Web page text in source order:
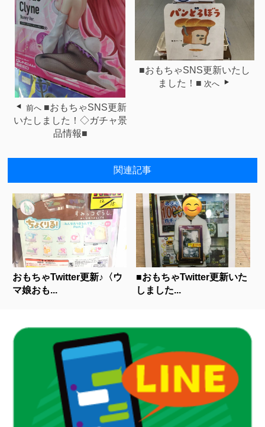
前へ ■おもちゃSNS更新
いたしました！◇ガチャ景
品情報■
■おもちゃSNS更新いたし
ました！■ 次へ
関連記事
おもちゃTwitter更新♪〈ウ
マ娘おも...
■おもちゃTwitter更新いた
しました...